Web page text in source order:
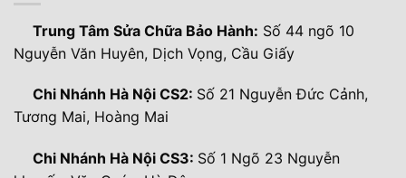
Trung Tâm Sửa Chữa Bảo Hành: Số 44 ngõ 10
Nguyễn Văn Huyên, Dịch Vọng, Cầu Giấy
Chi Nhánh Hà Nội CS2: Số 21 Nguyễn Đức Cảnh,
Tương Mai, Hoàng Mai
Chi Nhánh Hà Nội CS3: Số 1 Ngõ 23 Nguyễn